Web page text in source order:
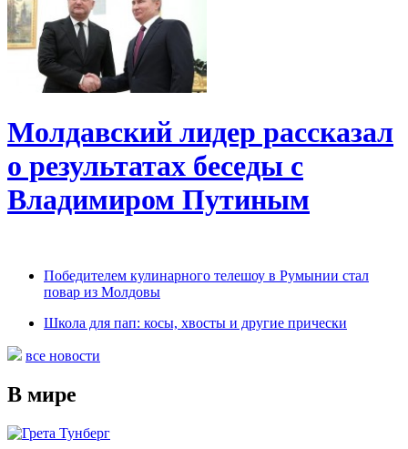
Молдавский лидер рассказал
о результатах беседы с
Владимиром Путиным
Победителем кулинарного телешоу в Румынии стал
повар из Молдовы
Школа для пап: косы, хвосты и другие прически
все новости
В мире